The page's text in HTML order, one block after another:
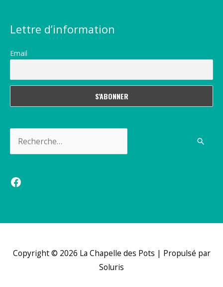
Lettre d’information
Email
Facebook
Copyright © 2026 La Chapelle des Pots | Propulsé par
Soluris